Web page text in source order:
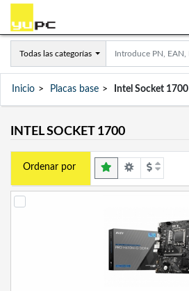
Todas las categorías
Inicio Placas base Intel Socket 1700
INTEL SOCKET 1700
Ordenar por